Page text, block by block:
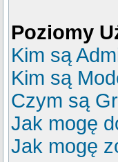
Poziomy
Kim są
Kim są
Czym są
Jak mogę
Jak mogę